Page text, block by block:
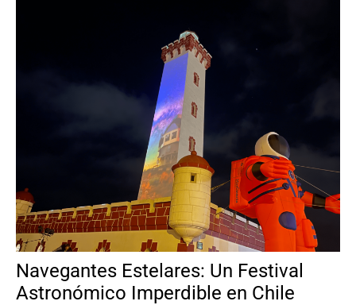
Navegantes Estelares: Un Festival
Astronómico Imperdible en Chile